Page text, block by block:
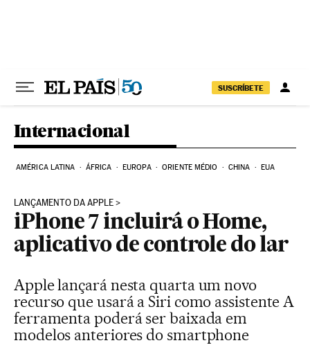
SUSCRÍBETE
Internacional
AMÉRICA LATINA ÁFRICA EUROPA ORIENTE MÉDIO CHINA EUA
LANÇAMENTO DA APPLE
iPhone 7 incluirá o Home,
aplicativo de controle do lar
Apple lançará nesta quarta um novo
recurso que usará a Siri como assistente A
ferramenta poderá ser baixada em
modelos anteriores do smartphone